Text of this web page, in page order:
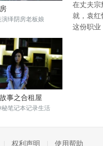
绎阴房老板娘
事之合租屋
笔记本记录生活
在丈夫宗
就，袁红
这份职业
权利声明 使用帮助